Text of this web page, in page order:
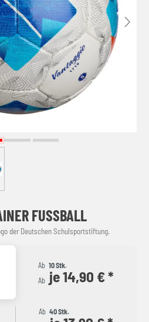
FUSSBALL
der Deutschen Schulsportstiftung.
Ab 10 Stk.
Ab je 14,90 € *
Ab 40 Stk.